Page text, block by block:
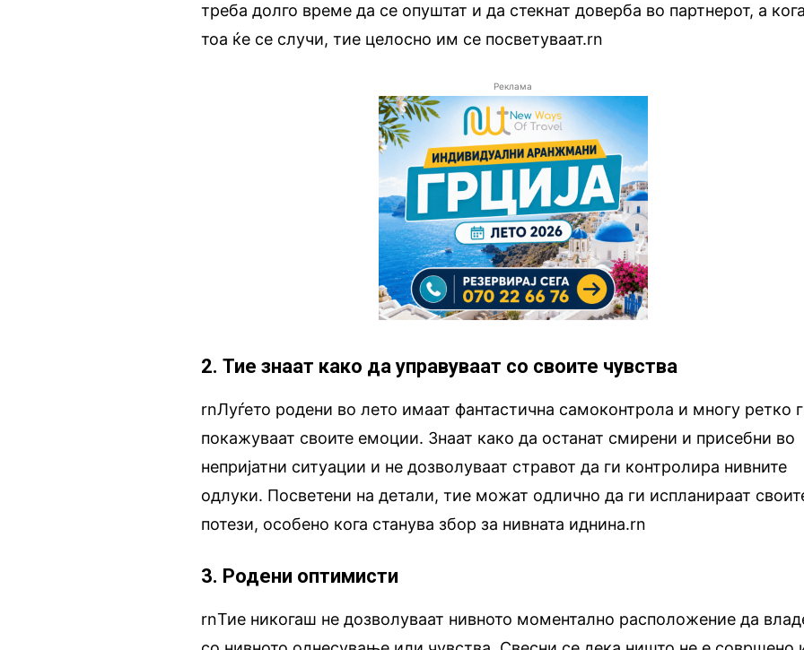
треба долго време да се опуштат и да стекнат доверба во партнерот, а кога
тоа ќе се случи, тие целосно им се посветуваат.rn
Реклама
2. Тие знаат како да управуваат со своите чувства
rnЛуѓето родени во лето имаат фантастична самоконтрола и многу ретко
покажуваат своите емоции. Знаат како да останат смирени и присебни во
непријатни ситуации и не дозволуваат стравот да ги контролира нивните
одлуки. Посветени на детали, тие можат одлично да ги испланираат
потези, особено кога станува збор за нивната иднина.rn
3. Родени оптимисти
rnТие никогаш не дозволуваат нивното моментално расположение да